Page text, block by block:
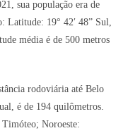
sua população era de
Latitude: 19° 42′ 48” Sul,
média é de 500 metros
rodoviária até Belo
é de 194 quilômetros.
Noroeste: